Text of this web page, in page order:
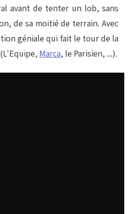
avant de tenter un lob, sans
de sa moitié de terrain. Avec
géniale qui fait le tour de la
Marca, le Parisien, ...).